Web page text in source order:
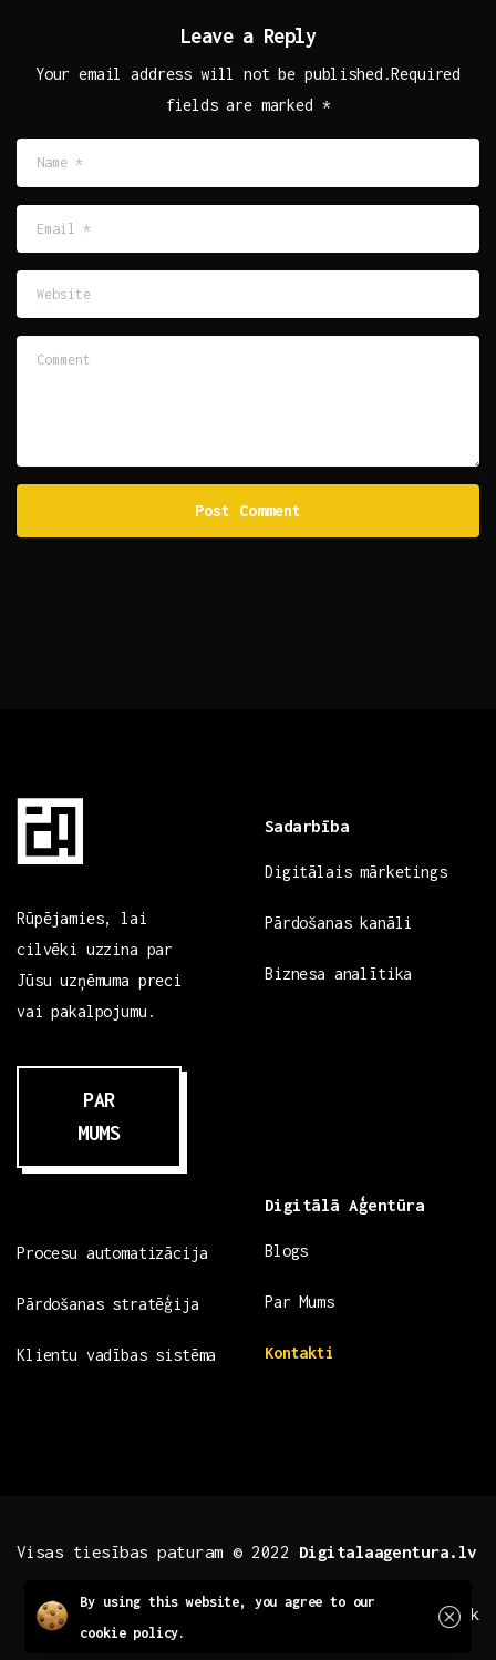
Leave a Reply
Your email address will not be published.Required
fields are marked *
*
Website
Rūpējamies, lai
cilvēki uzzina par
Jūsu uzņēmuma preci
vai pakalpojumu.
PAR
MUMS
Sadarbība
Digitālais mārketings
Pārdošanas kanāli
Biznesa analītika
Procesu automatizācija
Pārdošanas stratēģija
Klientu vadības sistēma
Digitālā Aģentūra
Blogs
Par Mums
Kontakti
Visas tiesības paturam © 2022 Digitalaagentura.lv
.fb .insta .tiktok
By using this website, you agree to our
cookie policy.
Close